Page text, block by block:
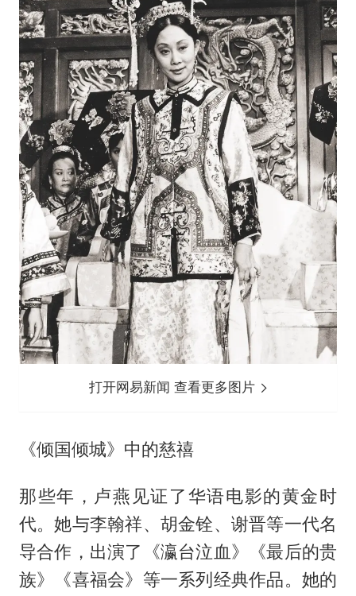
打开网易新闻 查看更多图片
《倾国倾城》中的慈禧
那些年，卢燕见证了华语电影的黄金时
代。她与李翰祥、胡金铨、谢晋等一代名
导合作，出演了《瀛台泣血》《最后的贵
族》《喜福会》等一系列经典作品。她的